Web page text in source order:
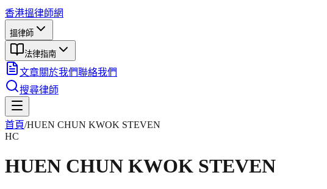
香港搵律師網
搵律師
法律指南
文章關於我們聯絡我們
搜尋律師
首頁/HUEN CHUN KWOK STEVEN
HC
HUEN CHUN KWOK STEVEN